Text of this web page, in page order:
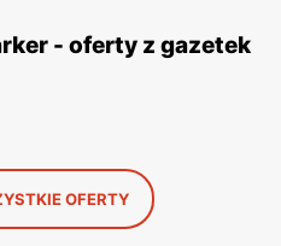
- oferty z gazetek
OFERTY